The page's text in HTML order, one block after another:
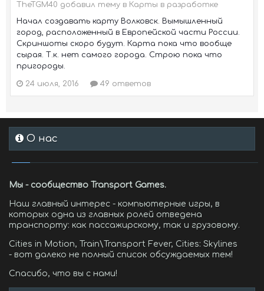
TheTGM40 добавил тему в Карты в разработке
Начал создавать карту Волковск. Вымышленный
город, расположенный в Европейской части России.
Скриншоты скоро будут. Карта пока что вообще
сырая. Т.к. нет самого города. Строю пока что
пригороды.
24 июля, 2016 49 ответов
О нас
Мы - сообщество Transport Games.
Наш главный интерес - компьютерные игры, в
которых одна из главных ролей отведена
транспорту: как пассажирскому, так и грузовому.
Cities in Motion, Train\Transport Fever, Cities: Skylines
- вот далеко не полный список обсуждаемых тем!
Спасибо, что вы с нами!